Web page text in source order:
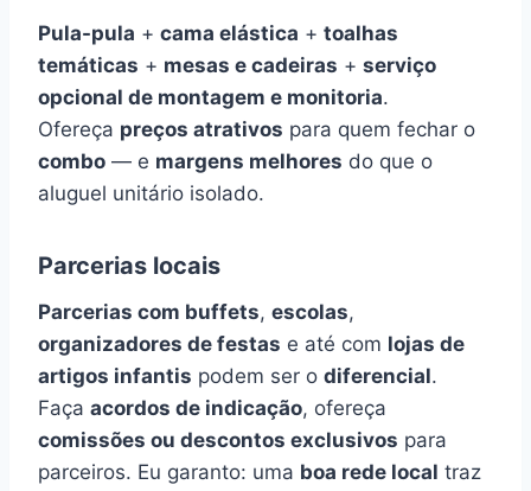
Pula-pula + cama elástica + toalhas
temáticas + mesas e cadeiras + serviço
opcional de montagem e monitoria.
Ofereça preços atrativos para quem fechar o
combo — e margens melhores do que o
aluguel unitário isolado.
Parcerias locais
Parcerias com buffets, escolas,
organizadores de festas e até com lojas de
artigos infantis podem ser o diferencial.
Faça acordos de indicação, ofereça
comissões ou descontos exclusivos para
parceiros. Eu garanto: uma boa rede local traz